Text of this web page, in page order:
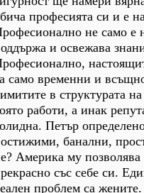
професията си и е
не само е
и освежава
само временни и
в структурата
работи, а инак
Петър
банални,
Америка му позволява
със себе си.
проблем са